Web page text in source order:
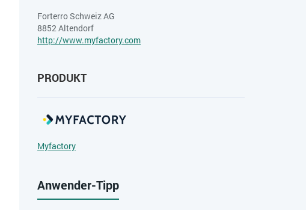
Forterro Schweiz AG
8852 Altendorf
http://www.myfactory.com
PRODUKT
Myfactory
Anwender-Tipp